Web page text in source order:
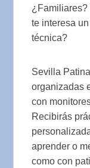
te interesa
técnica?
Sevilla
organizadas
con
Recibirás
aprender o
como con